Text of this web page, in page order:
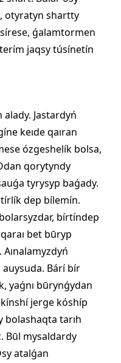
otyratyn shartty
ǵalamtormen
jaqsy túsínetín
Jastardyń
keıde qaıran
ózgeshelík bolsa,
qorytyndy
tyrysyp baǵady.
dep bílemín.
bírtíndep
bet būryp
Bárí bír
yaǵnı būrynǵydan
jerge kóshíp
bolashaqta tarıh
Būl mysaldardy
atalǵan